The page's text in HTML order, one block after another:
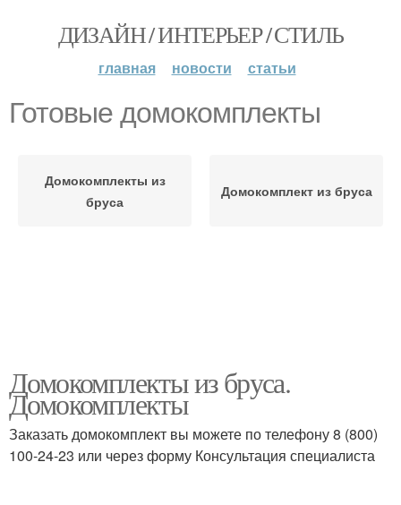
ДИЗАЙН / ИНТЕРЬЕР / СТИЛЬ
главная новости статьи
Готовые домокомплекты
Домокомплекты из
бруса
Домокомплект из бруса
Домокомплекты из бруса.
Домокомплекты
Заказать домокомплект вы можете по телефону 8 (800)
100-24-23 или через форму Консультация специалиста